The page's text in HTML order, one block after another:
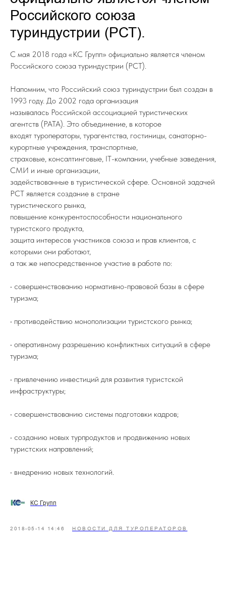
Российского союза
туриндустрии (РСТ).
С мая 2018 года «КС Групп» официально является членом
Российского союза туриндустрии (РСТ).
Напомним, что Российский союз туриндустрии был создан в
1993 году. До 2002 года организация
называлась Российской ассоциацией туристических
агентств (РАТА). Это объединение, в которое
входят туроператоры, турагентства, гостиницы, санаторно-
курортные учреждения, транспортные,
страховые, консалтинговые, IT-компании, учебные заведения,
СМИ и иные организации,
задействованные в туристической сфере. Основной задачей
РСТ является создание в стране
туристического рынка,
повышение конкурентоспособности национального
туристского продукта,
защита интересов участников союза и прав клиентов, с
которыми они работают,
а так же непосредственное участие в работе по:
• совершенствованию нормативно-правовой базы в сфере
туризма;
• противодействию монополизации туристского рынка;
• оперативному разрешению конфликтных ситуаций в сфере
туризма;
• привлечению инвестиций для развития туристской
инфраструктуры;
• совершенствованию системы подготовки кадров;
• созданию новых турпродуктов и продвижению новых
туристских направлений;
• внедрению новых технологий.
КС Групп
2018-05-14 14:46 НОВОСТИ ДЛЯ ТУРОПЕРАТОРОВ